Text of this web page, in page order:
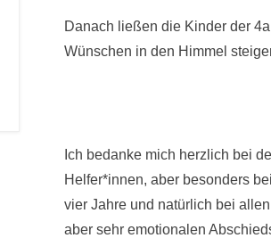
Danach ließen die Kinder der
Wünschen in den Himmel
Ich bedanke mich herzlich bei
Helfer*innen, aber besonders
vier Jahre und natürlich bei
aber sehr emotionalen